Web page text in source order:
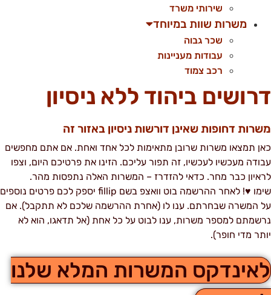
שירותי משרד
משרות שוות במיוחד
שכר גבוה
עבודות מעניינות
רכב צמוד
ביהוד ללא ניסיון
דחופות שאינן דורשות ניסיון באזור זה
תמצאו משרות שרובן מתאימות לכל אחד ואחת. אם אתם מחפשים
מעכשיו לעכשיו, זה תפור עליכם. הזינו את פרטיכם היום, וצפו
כבר מחר. כדאי להזדרז – המשרות האלה נתפסות מהר.
שימו ♥! לאחר ההרשמה בוט וואצפ בשם fillip יספק לכם פרטים נוספים
המשרה שבחרתם. ענו לו (אחרת ההרשמה שלכם לא תתקבל). אם
למספר משרות, ענו לבוט על כל אחת (אל תדאגו, הוא לא
מדי חופר).
המשרות המלא שלנו